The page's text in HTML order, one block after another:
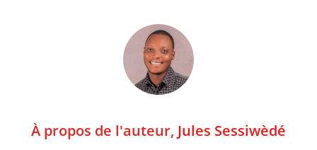
À propos de l'auteur, Jules Sessiwèdé